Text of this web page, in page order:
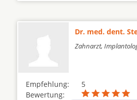
Dr. med. dent.
Zahnarzt,
Empfehlung:
5
Bewertung: